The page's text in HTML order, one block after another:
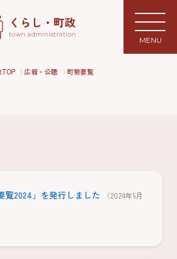
MENU
TOP 広報・公聴 町勢要覧
覧2024」を発行しました
（2024年5月